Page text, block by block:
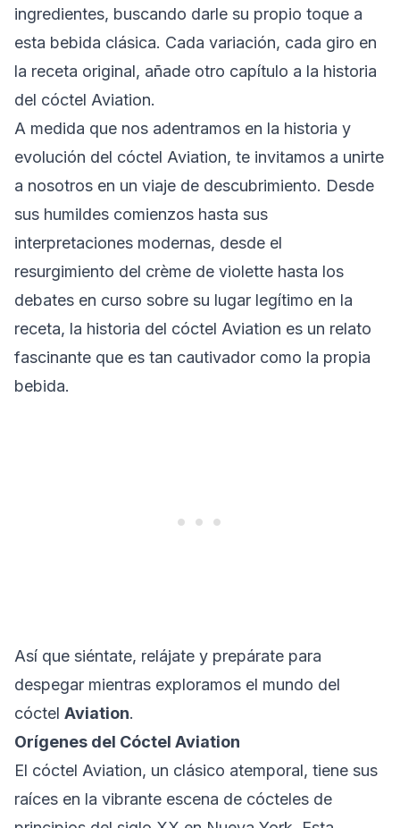
ingredientes, buscando darle su propio toque a
esta bebida clásica. Cada variación, cada giro en
la receta original, añade otro capítulo a la historia
del cóctel Aviation.
A medida que nos adentramos en la historia y
evolución del cóctel Aviation, te invitamos a unirte
a nosotros en un viaje de descubrimiento. Desde
sus humildes comienzos hasta sus
interpretaciones modernas, desde el
resurgimiento del crème de violette hasta los
debates en curso sobre su lugar legítimo en la
receta, la historia del cóctel Aviation es un relato
fascinante que es tan cautivador como la propia
bebida.
Así que siéntate, relájate y prepárate para
despegar mientras exploramos el mundo del
cóctel Aviation.
Orígenes del Cóctel Aviation
El cóctel Aviation, un clásico atemporal, tiene sus
raíces en la vibrante escena de cócteles de